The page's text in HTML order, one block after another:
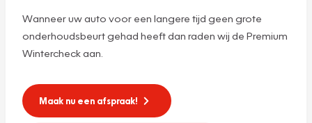
Wanneer uw auto voor een langere tijd geen grote
onderhoudsbeurt gehad heeft dan raden wij de Premium
Wintercheck aan.
Maak nu een afspraak!